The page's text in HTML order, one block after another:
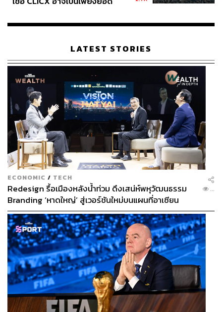
เรือนไทยที่ถูกซุกไว้
LATEST STORIES
ECONOMIC / TECH
Redesign รื้อเมืองหลังน้ำท่วม ดึงเสน่ห์พหุวัฒนธรรม
Branding ‘หาดใหญ่’ สู่เวอร์ชันใหม่บนแผนที่อาเซียน
...